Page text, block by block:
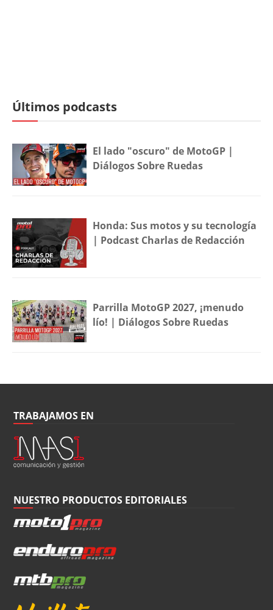
Últimos podcasts
El lado "oscuro" de MotoGP |
Diálogos Sobre Ruedas
Honda: Sus motos y su tecnología
| Podcast Charlas de Redacción
Parrilla MotoGP 2027, ¡menudo
lío! | Diálogos Sobre Ruedas
TRABAJAMOS EN
NUESTRO PRODUCTOS EDITORIALES